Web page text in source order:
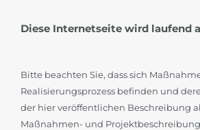
Diese Internetseite wird laufend
Bitte beachten Sie, dass sich
Realisierungsprozess befinden und
der hier veröffentlichen Beschreibung
Maßnahmen- und